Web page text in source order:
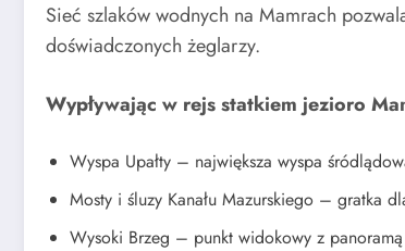
Sieć szlaków wodnych na Mamrach
doświadczonych żeglarzy.
Wypływając w rejs statkiem jezioro
Wyspa Upałty – największa wyspa
Mosty i śluzy Kanału Mazurskiego – gratka
Wysoki Brzeg – punkt widokowy z panoramą